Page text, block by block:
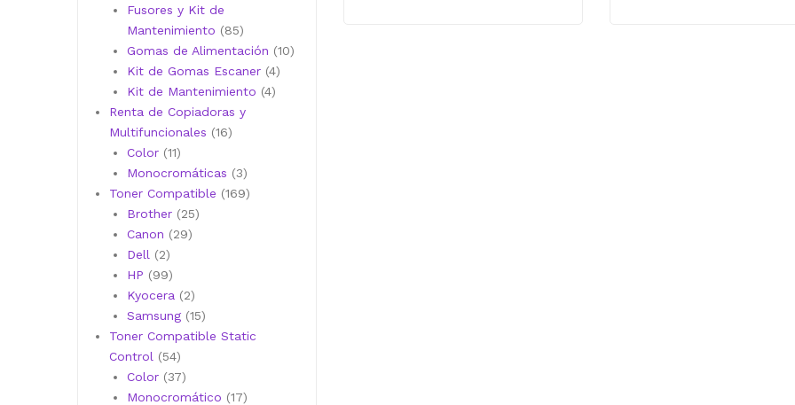
Fusores y Kit de
Mantenimiento
8585
productos
Gomas de Alimentación 1010
Kit de Gomas Escaner 44
Kit de Mantenimiento 44
Renta de Copiadoras y
Multifuncionales
1616
Color 1111
productos
Monocromáticas 33
productos
Toner Compatible 169169
Brother 2525
Canon 2929
Dell 22
productos
HP 9999
productos
Kyocera 22
productos
Samsung 1515
productos
Toner Compatible Static
Control
5454
productos
Color 3737
productos
Monocromático 1717